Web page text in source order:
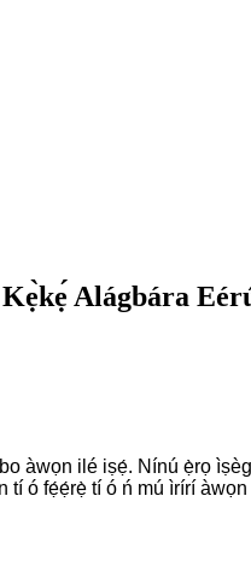
Alágbára
àwọn ilé iṣẹ́. Nínú ẹ̀rọ
ó fẹ́ẹ́rẹ̀ tí ó ń mú ìrírí